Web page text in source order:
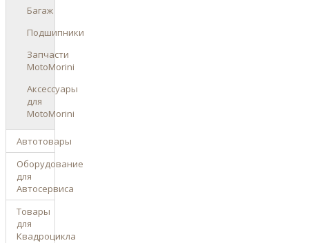
Багаж
Подшипники
Запчасти
MotoMorini
Аксессуары
для
MotoMorini
Автотовары
Оборудование
для
Автосервиса
Товары
для
Квадроцикла